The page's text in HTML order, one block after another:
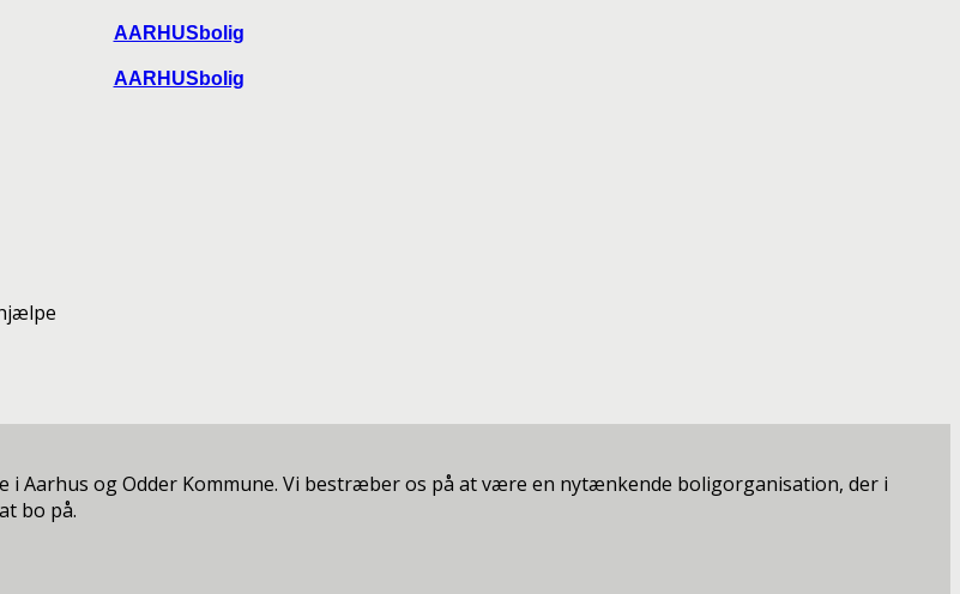
AARHUSbolig
AARHUSbolig
i Aarhus og Odder Kommune. Vi bestræber os på at være en nytænkende boligorganisation, der i
bo på.